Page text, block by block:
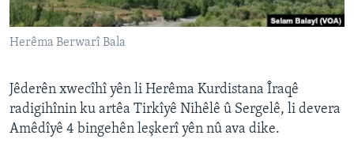
SORANÎ
FOLLOW US
Herêma Berwarî Bala
Jêderên xwecîhî yên li Herêma Kurdistana Îraqê
radigihînin ku artêa Tirkîyê Nihêlê û Sergelê, li devera
Amêdîyê 4 bingehên leşkerî yên nû ava dike.